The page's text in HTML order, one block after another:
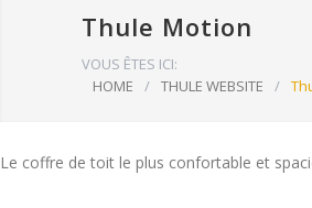
Thule Motion
VOUS ÊTES ICI:
HOME
/ THULE WEBSITE /
Le coffre de toit le plus confortable et